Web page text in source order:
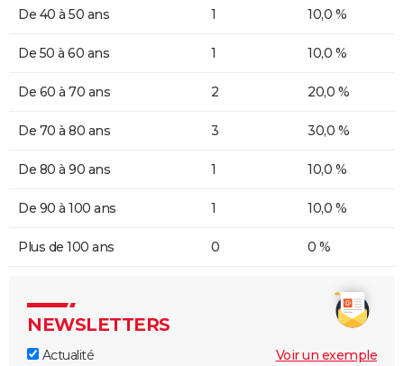
De 40 à 50 ans 1 10,0 %
De 50 à 60 ans 1 10,0 %
De 60 à 70 ans 2 20,0 %
De 70 à 80 ans 3 30,0 %
De 80 à 90 ans 1 10,0 %
De 90 à 100 ans 1 10,0 %
Plus de 100 ans 0 0 %
NEWSLETTERS
Actualité
Voir un exemple